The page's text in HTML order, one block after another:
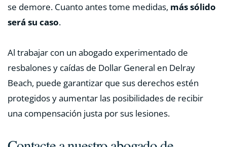
se demore. Cuanto antes tome medidas, más sólido
será su caso.
Al trabajar con un abogado experimentado de
resbalones y caídas de Dollar General en Delray
Beach, puede garantizar que sus derechos estén
protegidos y aumentar las posibilidades de recibir
una compensación justa por sus lesiones.